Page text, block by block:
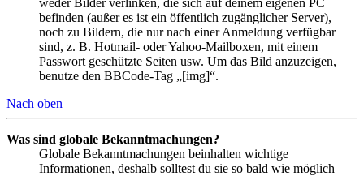
befinden (außer es ist ein öffentlich zugänglicher Server),
noch zu Bildern, die nur nach einer Anmeldung verfügbar
sind, z. B. Hotmail- oder Yahoo-Mailboxen, mit einem
Passwort geschützte Seiten usw. Um das Bild anzuzeigen,
benutze den BBCode-Tag „[img]“.
Nach oben
Was sind globale Bekanntmachungen?
Globale Bekanntmachungen beinhalten wichtige
Informationen, deshalb solltest du sie so bald wie möglich